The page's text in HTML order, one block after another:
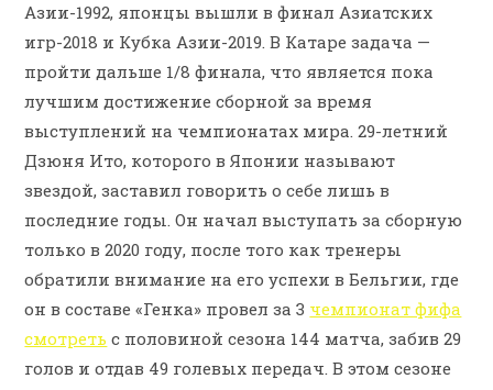
Азии-1992, японцы вышли в финал Азиатских
игр-2018 и Кубка Азии-2019. В Катаре задача —
пройти дальше 1/8 финала, что является пока
лучшим достижение сборной за время
выступлений на чемпионатах мира. 29-летний
Дзюня Ито, которого в Японии называют
звездой, заставил говорить о себе лишь в
последние годы. Он начал выступать за сборную
только в 2020 году, после того как тренеры
обратили внимание на его успехи в Бельгии, где
он в составе «Генка» провел за 3 чемпионат фифа
смотреть с половиной сезона 144 матча, забив 29
голов и отдав 49 голевых передач. В этом сезоне